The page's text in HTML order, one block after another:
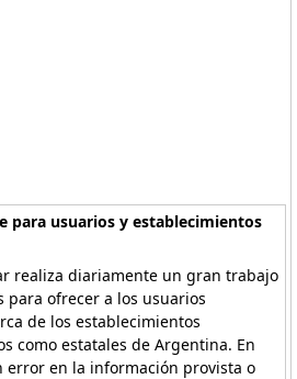
usuarios y establecimientos
realiza diariamente un gran trabajo
para ofrecer a los usuarios
de los establecimientos
como estatales de Argentina. En
error en la información provista o